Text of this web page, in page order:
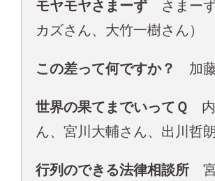
モヤモヤさまーず さまー
カズさん、大竹一樹さん）
この差って何ですか？ 加
世界の果てまでいってＱ 内
ん、宮川大輔さん、出川哲
行列のできる法律相談所 宮